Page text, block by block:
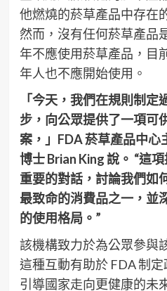
他燃燒的菸草產品中存在
然而，沒有任何菸草產品
年不應使用菸草產品，目
年人也不應開始使用。
「今天，我們在規則制
步，向公眾提供了一項可
案，」FDA 菸草產品中心
博士 Brian King 說。 “這
重要的對話，討論我們如
最致命的消費品之一，並
的使用格局。”
該機構致力於為公眾參與
這種互動有助於 FDA 制
引導國家走向更健康的未